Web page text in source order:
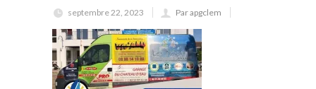
septembre 22, 2023 Par apgclem